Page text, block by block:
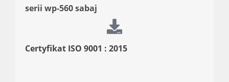
serii wp-560 sabaj
Certyfikat ISO 9001 : 2015